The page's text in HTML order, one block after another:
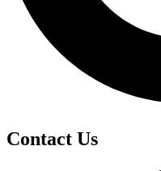
Contact Us